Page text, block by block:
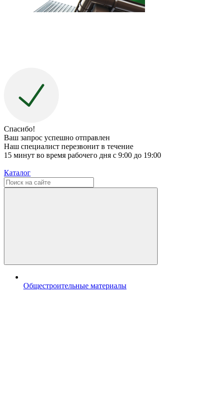
Спасибо!
Ваш запрос успешно отправлен
Наш специалист перезвонит в течение
15 минут во время рабочего дня с 9:00 до 19:00
Каталог
Общестроительные материалы